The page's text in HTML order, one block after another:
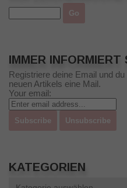
IMMER INFORMIERT
Registriere deine Email und
neuen Artikels eine Mail.
Your email:
KATEGORIEN